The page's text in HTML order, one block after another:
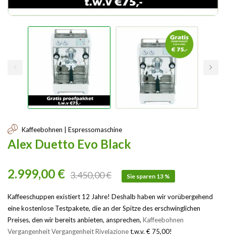
Kaffeebohnen | Espressomaschine
Alex Duetto Evo Black
2.999,00 € 3.450,00 € Sie sparen 13 %
Kaffeeschuppen existiert 12 Jahre! Deshalb haben wir vorübergehend
eine kostenlose Testpakete, die an der Spitze des erschwinglichen
Preises, den wir bereits anbieten, ansprechen, Kaffeebohnen
Vergangenheit Vergangenheit Rivelazionet.w.v. € 75,00!